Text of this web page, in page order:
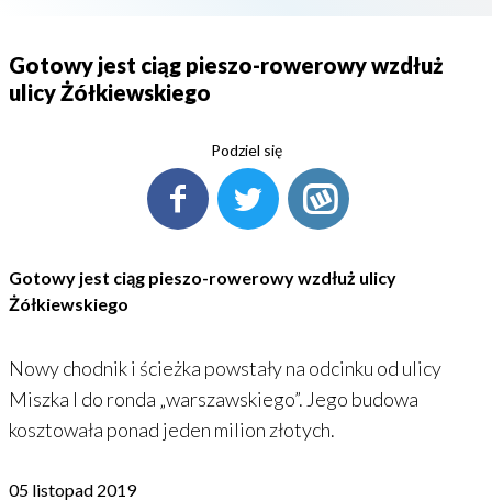
Gotowy jest ciąg pieszo-rowerowy wzdłuż
ulicy Żółkiewskiego
Podziel się
Gotowy jest ciąg pieszo-rowerowy wzdłuż ulicy
Żółkiewskiego
Nowy chodnik i ścieżka powstały na odcinku od ulicy
Miszka I do ronda „warszawskiego”. Jego budowa
kosztowała ponad jeden milion złotych.
05 listopad 2019